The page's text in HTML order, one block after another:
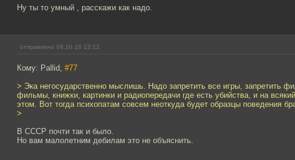
Ну ты то умный , расскажи как надо.
отправлено 09.10.16 13:12
Кому: Pallid, #77
> Эка негосударственно мыслишь. Надо запретить все игры, запретить
фильмы, книжки, картинки и радиопередачи где есть убийства, и на
этом. Вот тогда психопатам совсем неоткуда будет образцы поведения
>
В СССР почти так и было.
Но вам малолетним дебилам это не объяснить.